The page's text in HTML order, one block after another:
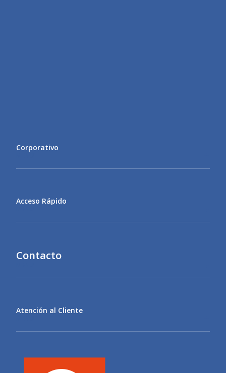
Corporativo
Acceso Rápido
Contacto
Atención al Cliente